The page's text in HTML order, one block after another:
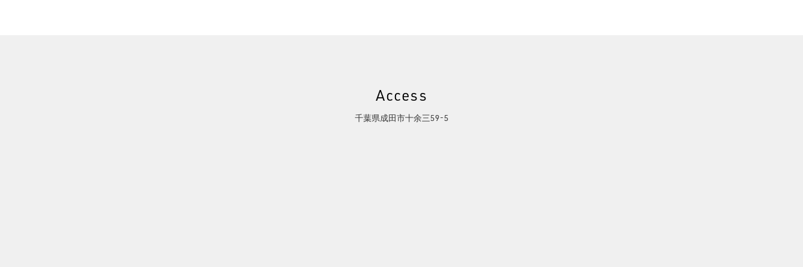
Access
千葉県成田市十余三59-5